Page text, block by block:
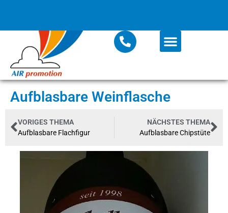
Aufblasbare Weinflasche
VORIGES THEMA
Aufblasbare Flachfigur
NÄCHSTES THEMA
Aufblasbare Chipstüte